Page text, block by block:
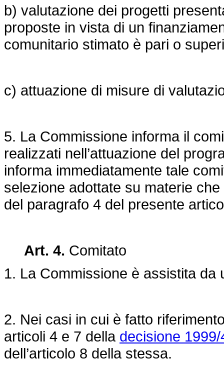
b) valutazione dei progetti
proposte in vista di un
comunitario stimato è pari o
c) attuazione di misure di
5. La Commissione informa il
realizzati nell’attuazione del
informa immediatamente tale
selezione adottate su materie
del paragrafo 4 del presente
Art. 4. Comitato
1. La Commissione è assistita da
2. Nei casi in cui è fatto
articoli 4 e 7 della decisione
dell’articolo 8 della stessa.